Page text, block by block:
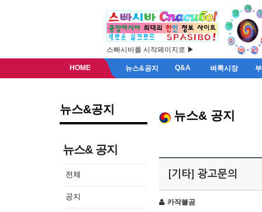
스빠시바를 시작페이지로 ▶
HOME 뉴스&공지 Q&A 벼룩시장
뉴스&공지
뉴스& 공지
전체
공지
뉴스& 공지
[기타] 광고문의
카작불곰